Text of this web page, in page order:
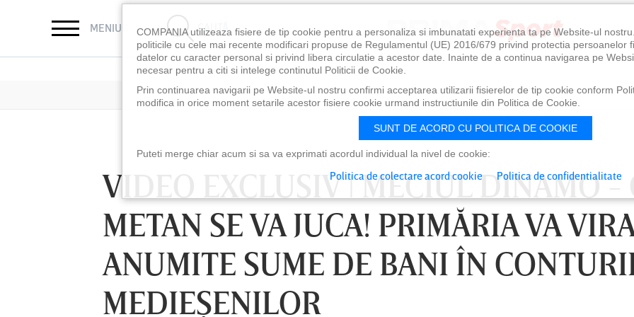
MENIU CAUTĂ
VIDEO EXCLUSIV ǀ MECIUL DINAMO -
METAN SE VA JUCA! PRIMĂRIA VA
ANUMITE SUME DE BANI ÎN
MEDIEŞENILOR
LUNI 10 AUG, 18:30 LUNI 10 AUG, 21:30
COMPANIA utilizeaza fisiere de tip cookie pentru a personaliza si imbunatati experienta ta pe Website-ul
politicile cu cele mai recente modificari propuse de Regulamentul (UE) 2016/679 privind protectia persoanelor
datelor cu caracter personal si privind libera circulatie a acestor date. Inainte de a continua navigarea pe
necesar pentru a citi si intelege continutul Politicii de Cookie.
Prin continuarea navigarii pe Website-ul nostru confirmi acceptarea utilizarii fisierelor de tip cookie conform
modifica in orice moment setarile acestor fisiere cookie urmand instructiunile din Politica de Cookie.
SUNT DE ACORD CU POLITICA DE COOKIE
Puteti merge chiar acum si sa va exprimati acordul individual la nivel de cookie:
Politica de colectare acord cookie Politica de confidentialitate